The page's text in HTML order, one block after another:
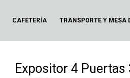
CAFETERÍA TRANSPORTE Y MESA
Expositor 4